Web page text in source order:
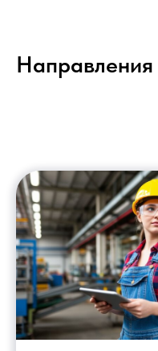
Направления